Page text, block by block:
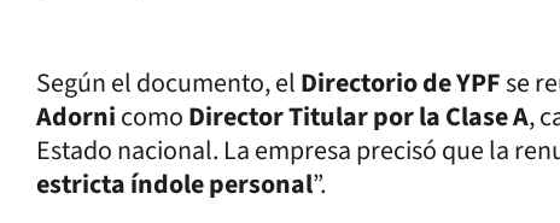
Según el documento, elDirectorio de YPFse
AdornicomoDirector Titular por la Clase A,
Estado nacional. La empresa precisó que la
estricta índole personal”.